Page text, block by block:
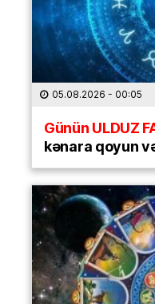
05.08.2026 - 00:05
Günün ULDUZ
kənara qoyun